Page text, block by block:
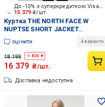
15 379₴/шт.
До -10% з суперкредиткою Visa Вигода
Куртка THE NORTH FACE W
NUPTSE SHORT JACKET
NF0A5GGEGOG1 р.L
оцінити 4 варіанти
18 199 -1 820 ₴
16 379 ₴/шт.
Доставка недоступна